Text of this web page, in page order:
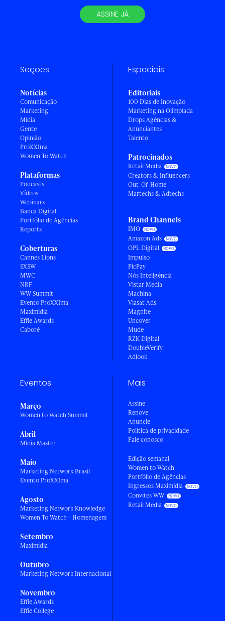
ASSINE JÁ
Seções
Notícias
Comunicação
Marketing
Mídia
Gente
Opinião
ProXXIma
Women To Watch
Plataformas
Podcasts
Vídeos
Webinars
Banca Digital
Portfólio de Agências
Reports
Coberturas
Cannes Lions
SXSW
MWC
NRF
WW Summit
Evento ProXXIma
Maximídia
Effie Awards
Caboré
Especiais
Editoriais
100 Dias de Inovação
Marketing na Olimpíada
Drops Agências &
Anunciantes
Talento
Patrocinados
Retail Media
Creators & Influencers
Out-Of-Home
Martechs & Adtechs
Brand Channels
IMO
Amazon Ads
OPL Digital
Impulso
PicPay
Nós Inteligência
Vistar Media
Machina
Viasat Ads
Magnite
Uncover
Mude
RZK Digital
DoubleVerify
Adlook
Eventos
Março
Women to Watch Summit
Abril
Mídia Master
Maio
Marketing Network Brasil
Evento ProXXIma
Agosto
Marketing Network Knowledge
Women To Watch - Homenagem
Setembro
Maximídia
Outubro
Marketing Network Internacional
Novembro
Effie Awards
Effie College
Mais
Assine
Renove
Anuncie
Política de privacidade
Fale conosco
Edição semanal
Women to Watch
Portfólio de Agências
Ingressos Maximídia
Convites WW
Retail Media